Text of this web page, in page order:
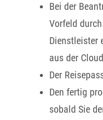
Bei der
Vorfeld
Dienstleister
aus der
Der
Den fertig
sobald Sie